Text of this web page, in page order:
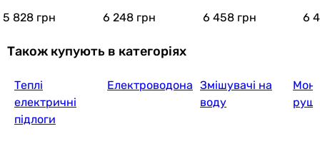
5 828 грн 6 248 грн 6 458 грн 6
Також купують в категоріях
Теплі
електричні
підлоги
ЕлектроводонагрівачіЗмішувачі на
воду